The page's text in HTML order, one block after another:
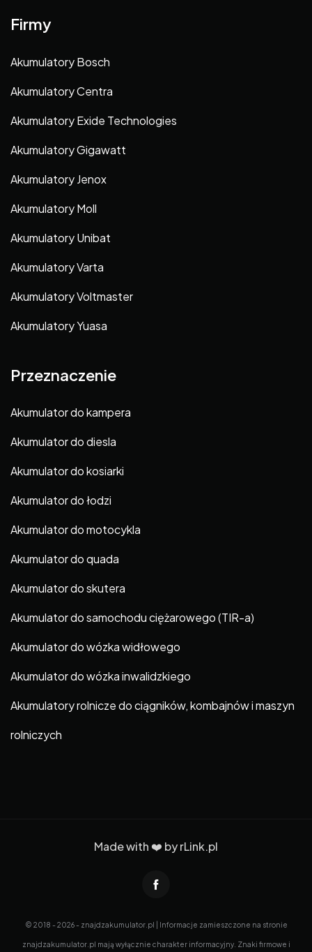
Firmy
Akumulatory Bosch
Akumulatory Centra
Akumulatory Exide Technologies
Akumulatory Gigawatt
Akumulatory Jenox
Akumulatory Moll
Akumulatory Unibat
Akumulatory Varta
Akumulatory Voltmaster
Akumulatory Yuasa
Przeznaczenie
Akumulator do kampera
Akumulator do diesla
Akumulator do kosiarki
Akumulator do łodzi
Akumulator do motocykla
Akumulator do quada
Akumulator do skutera
Akumulator do samochodu ciężarowego (TIR-a)
Akumulator do wózka widłowego
Akumulator do wózka inwalidzkiego
Akumulatory rolnicze do ciągników, kombajnów i maszyn
rolniczych
Made with ❤️ byrLink.pl
© 2018 - 2026 - znajdzakumulator.pl | Informacje zamieszczone na stronie
znajdzakumulator.pl mają wyłącznie charakter informacyjny. Znaki firmowe i